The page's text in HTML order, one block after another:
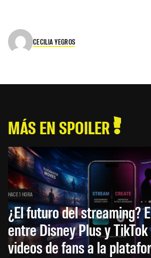
CECILIA YEGROS
MÁS EN SPOILER
HACE 1 HORA
¿El futuro del streaming?
entre Disney Plus y
videos de fans a la